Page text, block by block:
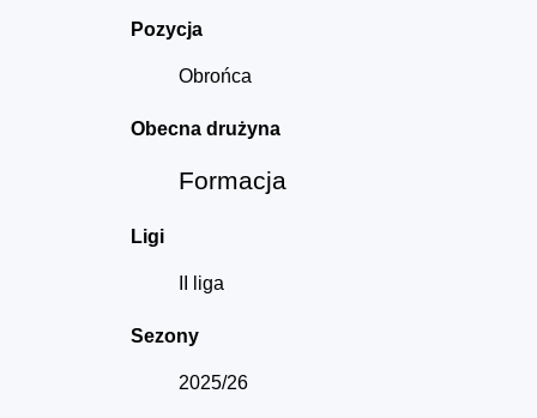
Pozycja
Obrońca
Obecna drużyna
Formacja
Ligi
II liga
Sezony
2025/26